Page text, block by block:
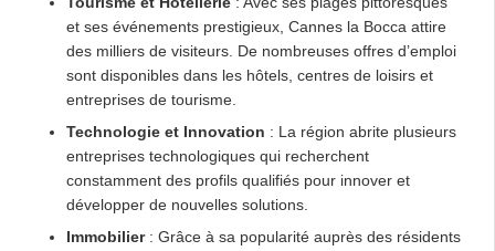
et ses événements prestigieux, Cannes la Bocca attire
des milliers de visiteurs. De nombreuses offres d’emploi
sont disponibles dans les hôtels, centres de loisirs et
entreprises de tourisme.
Technologie et Innovation : La région abrite plusieurs
entreprises technologiques qui recherchent
constamment des profils qualifiés pour innover et
développer de nouvelles solutions.
Immobilier: Grâce à sa popularité auprès des résidents